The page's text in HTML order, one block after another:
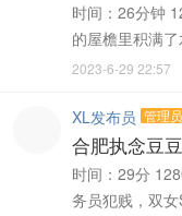
时间：26分钟
的屋檐里积满
2023-6-29 22:57
XL发布员 管理员
合肥执念豆
时间：29分
务员犯贱，双